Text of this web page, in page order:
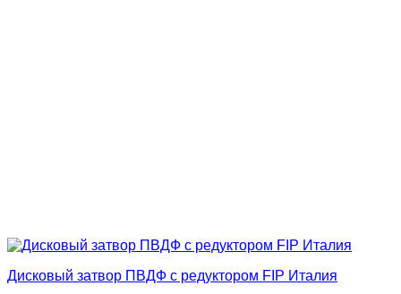
Дисковый затвор ПВДФ с редуктором FIP Италия